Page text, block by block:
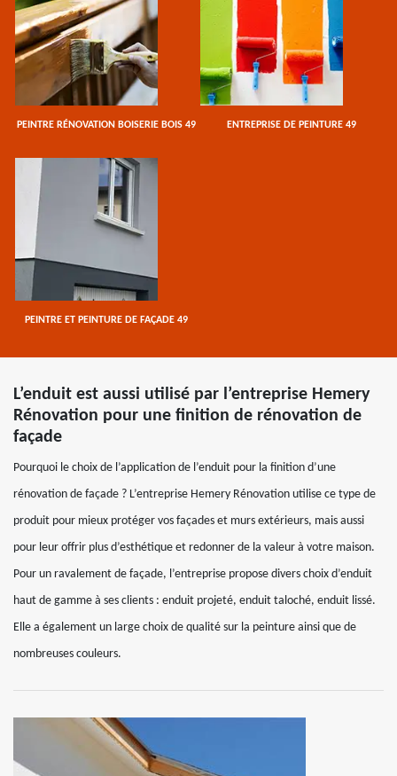
PEINTRE RÉNOVATION BOISERIE BOIS 49 ENTREPRISE DE PEINTURE 49
PEINTRE ET PEINTURE DE FAÇADE 49
L’enduit est aussi utilisé par l’entreprise Hemery
Rénovation pour une finition de rénovation de
façade
Pourquoi le choix de l’application de l’enduit pour la finition d’une
rénovation de façade ? L’entreprise Hemery Rénovation utilise ce type de
produit pour mieux protéger vos façades et murs extérieurs, mais aussi
pour leur offrir plus d’esthétique et redonner de la valeur à votre maison.
Pour un ravalement de façade, l’entreprise propose divers choix d’enduit
haut de gamme à ses clients : enduit projeté, enduit taloché, enduit lissé.
Elle a également un large choix de qualité sur la peinture ainsi que de
nombreuses couleurs.